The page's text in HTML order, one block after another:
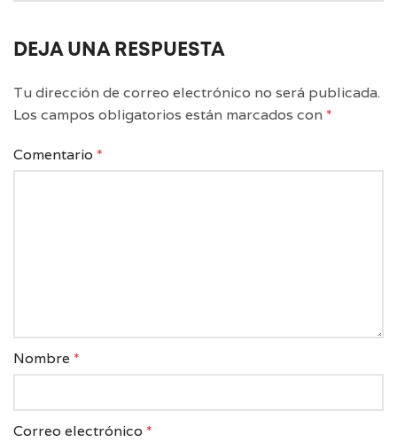
DEJA UNA RESPUESTA
Tu dirección de correo electrónico no será publicada.
Los campos obligatorios están marcados con *
Comentario *
Nombre *
Correo electrónico *